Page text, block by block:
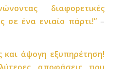
διαφορετικές
σε ένα ενιαίο πάρτι!”–
και άψογη εξυπηρέτηση!